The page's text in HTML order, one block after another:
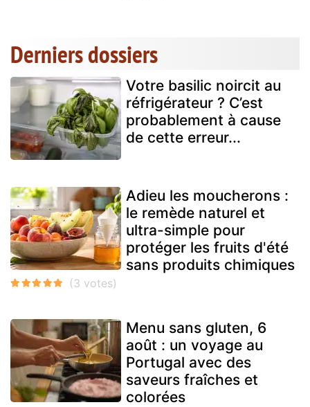
Derniers dossiers
Votre basilic noircit au
réfrigérateur ? C’est
probablement à cause
de cette erreur...
Adieu les moucherons :
le remède naturel et
ultra-simple pour
protéger les fruits d'été
sans produits chimiques
Menu sans gluten, 6
août : un voyage au
Portugal avec des
saveurs fraîches et
colorées